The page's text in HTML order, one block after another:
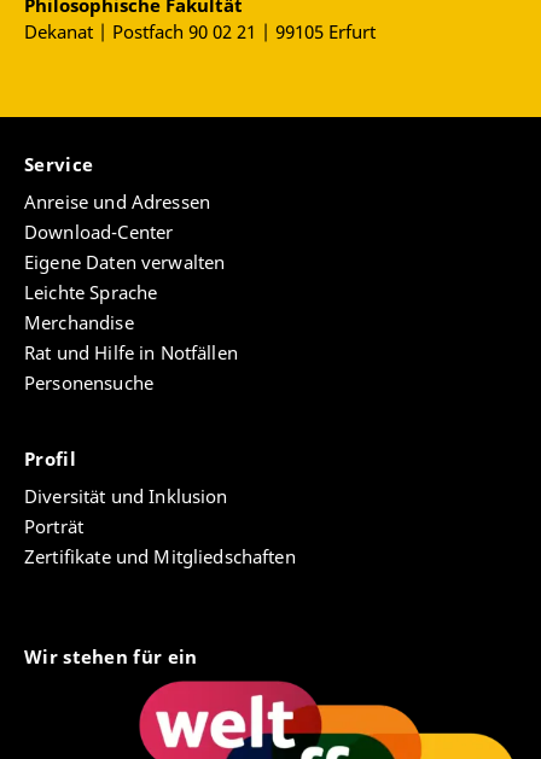
Philosophische Fakultät
Dekanat | Postfach 90 02 21 | 99105 Erfurt
Service
Anreise und Adressen
Download-Center
Eigene Daten verwalten
Leichte Sprache
Merchandise
Rat und Hilfe in Notfällen
Personensuche
Profil
Diversität und Inklusion
Porträt
Zertifikate und Mitgliedschaften
Wir stehen für ein